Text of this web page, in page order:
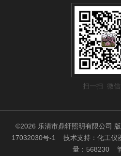
扫一扫 微
©2026 乐清市鼎轩照明有限公司
17032030号-1
技术支持：化工仪
量：568230